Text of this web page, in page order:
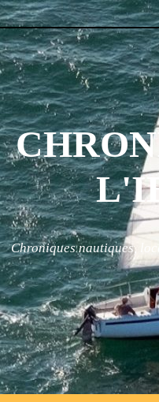
Skip to content
Chroniques nautiques,